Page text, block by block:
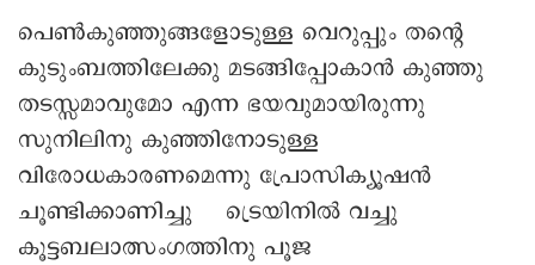
പെൺകുഞ്ഞുങ്ങളോടുള്ള വെറുപ്പും തന്റെ
കുടുംബത്തിലേക്കു മടങ്ങിപ്പോകാൻ കുഞ്ഞു
തടസ്സമാവുമോ എന്ന ഭയവുമായിരുന്നു
സുനിലിനു കുഞ്ഞിനോടുള്ള
വിരോധകാരണമെന്നു പ്രോസിക്യൂഷൻ
ചൂണ്ടിക്കാണിച്ചു ട്രെയിനിൽ വച്ചു
കൂട്ടബലാത്സംഗത്തിനു പൂജ